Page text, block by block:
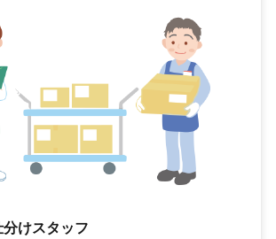
けスタッフ